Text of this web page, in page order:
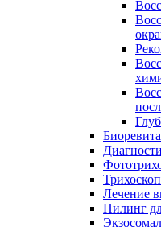
Лечение
Пилинг